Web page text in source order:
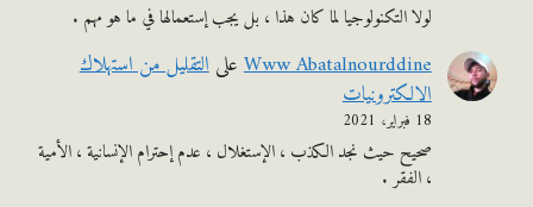
لولا التكنولوجيا لما كان هذا ، بل يجب إستعمالها في ما هو مهم .
Www Abatalnourddineعلىالتقليل من استهلاك
الالكترونيات
صحيح حيث نجد الكذب ، الإستغلال ، عدم إحترام الإنسانية ، الأمية